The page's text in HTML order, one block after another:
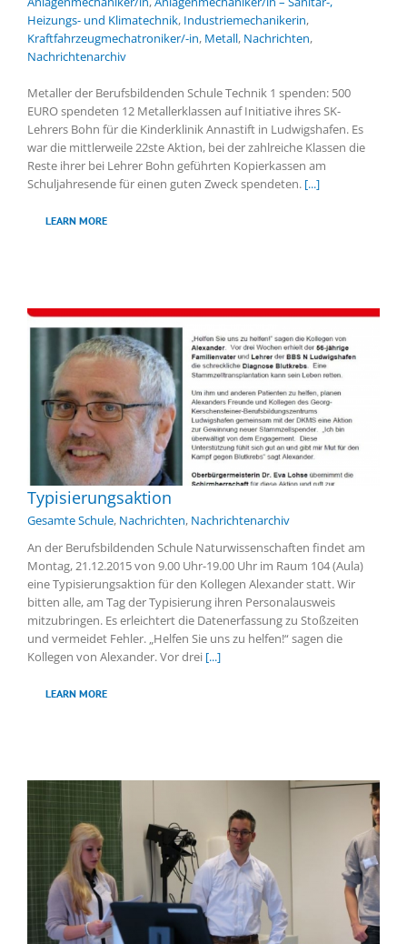
Heizungs- und Klimatechnik, Industriemechanikerin,
Kraftfahrzeugmechatroniker/-in, Metall, Nachrichten,
Nachrichtenarchiv
Metaller der Berufsbildenden Schule Technik 1 spenden: 500
EURO spendeten 12 Metallerklassen auf Initiative ihres SK-
Lehrers Bohn für die Kinderklinik Annastift in Ludwigshafen. Es
war die mittlerweile 22ste Aktion, bei der zahlreiche Klassen die
Reste ihrer bei Lehrer Bohn geführten Kopierkassen am
Schuljahresende für einen guten Zweck spendeten. [...]
LEARN MORE
Typisierungsaktion
Gesamte Schule, Nachrichten, Nachrichtenarchiv
An der Berufsbildenden Schule Naturwissenschaften findet am
Montag, 21.12.2015 von 9.00 Uhr-19.00 Uhr im Raum 104 (Aula)
eine Typisierungsaktion für den Kollegen Alexander statt. Wir
bitten alle, am Tag der Typisierung ihren Personalausweis
mitzubringen. Es erleichtert die Datenerfassung zu Stoßzeiten
und vermeidet Fehler. „Helfen Sie uns zu helfen!“ sagen die
Kollegen von Alexander. Vor drei [...]
LEARN MORE